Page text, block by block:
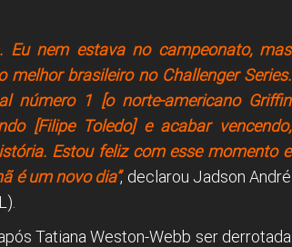
nem estava no campeonato, mas
brasileiro no Challenger Series.
número 1 [o norte-americano Griffin
[Filipe Toledo] e acabar vencendo,
Estou feliz com esse momento e
é um novo dia”, declarou Jadson André
Tatiana Weston-Webb ser derrotada